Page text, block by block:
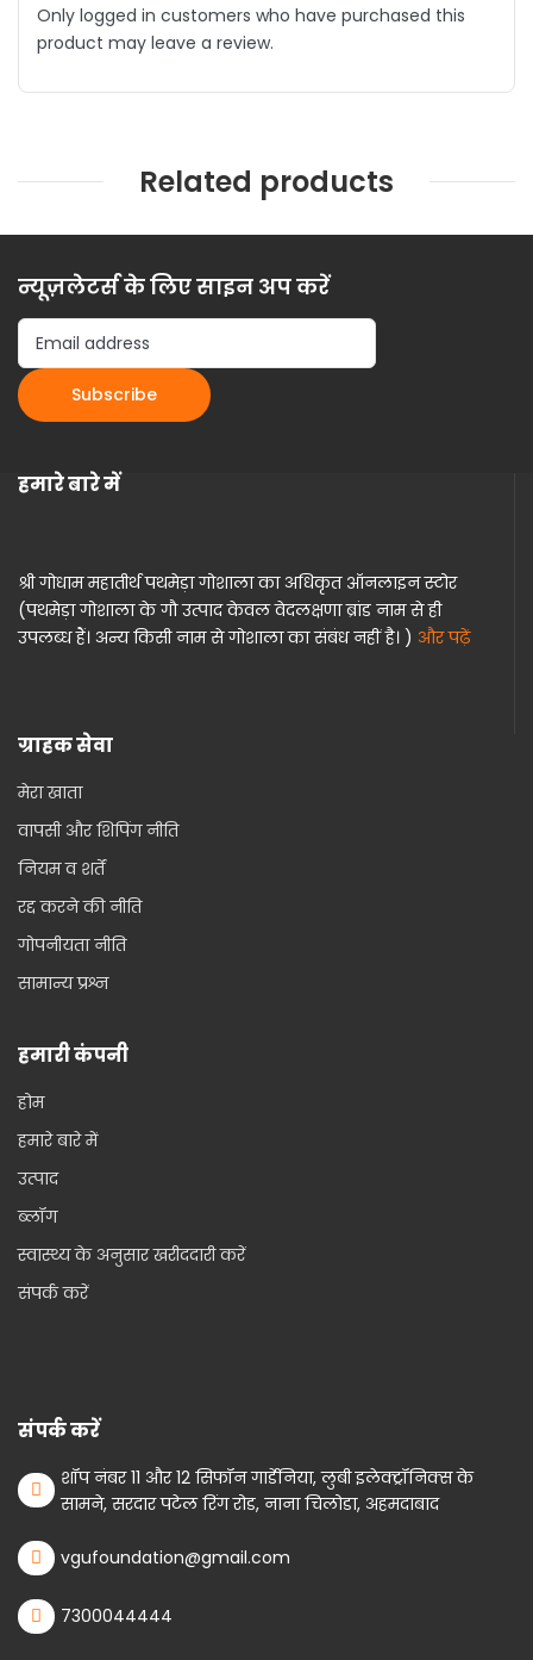
Only logged in customers who have purchased this
product may leave a review.
Related products
न्यूज़लेटर्स के लिए साइन अप करें
हमारे बारे में
श्री गोधाम महातीर्थ पथमेड़ा गोशाला का अधिकृत ऑनलाइन स्टोर
(पथमेड़ा गोशाला के गौ उत्पाद केवल वेदलक्षणा ब्रांड नाम से ही
उपलब्ध हैं। अन्य किसी नाम से गोशाला का संबंध नहीं है। ) और पढ़ें
ग्राहक सेवा
मेरा खाता
वापसी और शिपिंग नीति
नियम व शर्तें
रद्द करने की नीति
गोपनीयता नीति
सामान्य प्रश्न
हमारी कंपनी
होम
हमारे बारे में
उत्पाद
ब्लॉग
स्वास्थ्य के अनुसार खरीददारी करें
संपर्क करें
संपर्क करें
शॉप नंबर 11 और 12 सिफॉन गार्डेनिया, लुबी इलेक्ट्रॉनिक्स के
सामने, सरदार पटेल रिंग रोड, नाना चिलोडा, अहमदाबाद
vgufoundation@gmail.com
7300044444